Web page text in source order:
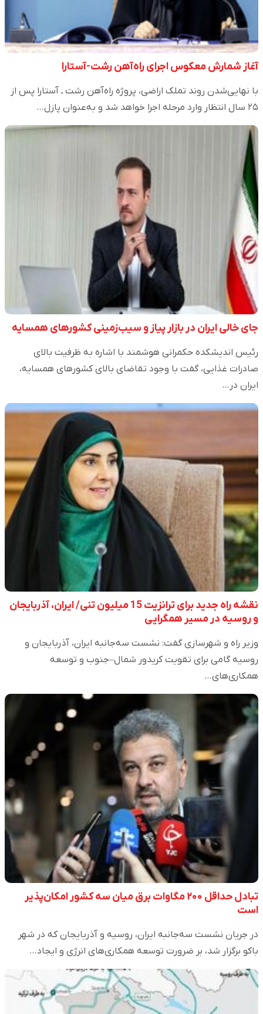
آغاز شمارش معکوس اجرای راه‌آهن رشت-آستارا
با نهایی‌شدن روند تملک اراضی، پروژه راه‌آهن رشت ـ آستارا پس از
۲۵ سال انتظار وارد مرحله اجرا خواهد شد و به‌عنوان پازل…
جای خالی ایران در بازار پیاز و سیب‌زمینی کشورهای همسایه
رئیس اندیشکده حکمرانی هوشمند با اشاره به ظرفیت بالای
صادرات غذایی، گفت با وجود تقاضای بالای کشورهای همسایه،
ایران در…
نقشه‌ راه جدید برای ترانزیت 15 میلیون‌ تنی/ ایران، آذربایجان
و روسیه در مسیر همگرایی
وزیر راه و شهرسازی گفت: نشست سه‌جانبه ایران، آذربایجان و
روسیه گامی برای تقویت کریدور شمال–جنوب و توسعه
همکاری‌های…
تبادل حداقل ۲۰۰ مگاوات برق میان سه کشور امکان‌پذیر
است
در جریان نشست سه‌جانبه ایران، روسیه و آذربایجان که در شهر
باکو برگزار شد، بر ضرورت توسعه همکاری‌های انرژی و ایجاد…